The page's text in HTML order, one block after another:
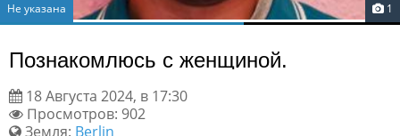
Обратная связь
Не указана 1
Познакомлюсь с женщиной.
18 Августа 2024, в 17:30
Просмотров: 902
Земля: Berlin